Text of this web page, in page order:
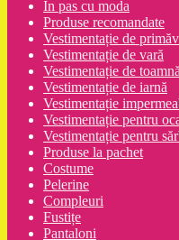
În pas cu moda
Produse recomandate
Vestimentație de
Vestimentație de vară
Vestimentație de toamnă
Vestimentație de iarnă
Vestimentație
Vestimentație pentru
Vestimentație pentru
Produse la pachet
Costume
Pelerine
Compleuri
Fustițe
Pantaloni